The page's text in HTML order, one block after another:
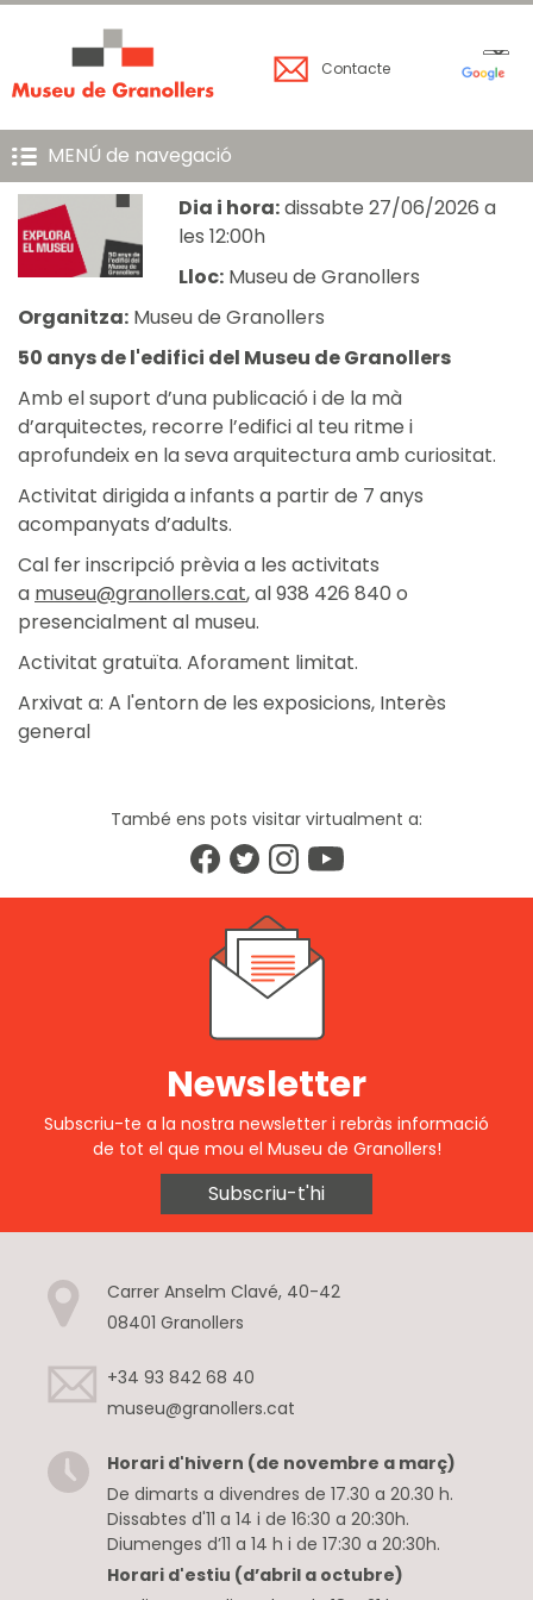
Contacte
MENÚ de navegació
Dia i hora:dissabte 27/06/2026 a
les 12:00h
Lloc:Museu de Granollers
Organitza: Museu de Granollers
50 anys de l'edifici del Museu de Granollers
Amb el suport d’una publicació i de la mà
d’arquitectes, recorre l’edifici al teu ritme i
aprofundeix en la seva arquitectura amb curiositat.
Activitat dirigida a infants a partir de 7 anys
acompanyats d’adults.
Cal fer inscripció prèvia a les activitats
a museu@granollers.cat, al 938 426 840 o
presencialment al museu.
Activitat gratuïta. Aforament limitat.
Arxivat a: A l'entorn de les exposicions, Interès
general
També ens pots visitar virtualment a:
Newsletter
Subscriu-te a la nostra newsletter i rebràs informació
de tot el que mou el Museu de Granollers!
Subscriu-t'hi
Carrer Anselm Clavé, 40-42
08401 Granollers
+34 93 842 68 40
museu@granollers.cat
Horari d'hivern (de novembre a març)
De dimarts a divendres de 17.30 a 20.30 h.
Dissabtes d'11 a 14 i de 16:30 a 20:30h.
Diumenges d’11 a 14 h i de 17:30 a 20:30h.
Horari d'estiu (d’abril a octubre)